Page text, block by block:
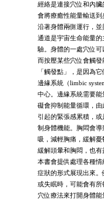
經絡是連接穴位和內
會將療癒性能量輸送到
沿著身體兩側運行，
通道是宇宙生命能量
驗。身體的一處穴位可
而按壓某些穴位會觸
「觸發點」，是因為
邊緣系統（limbic
中心。邊緣系統需要
礙會抑制能量循環，
引起的緊張感累積，
制身體機能。胸悶會
吸，減輕胸痛，緩解
緩解頭暈和胸悶，也有
本書會提供處理各種
症狀的形式展現出來
或失眠時，可能會有
穴位療法來打開身體